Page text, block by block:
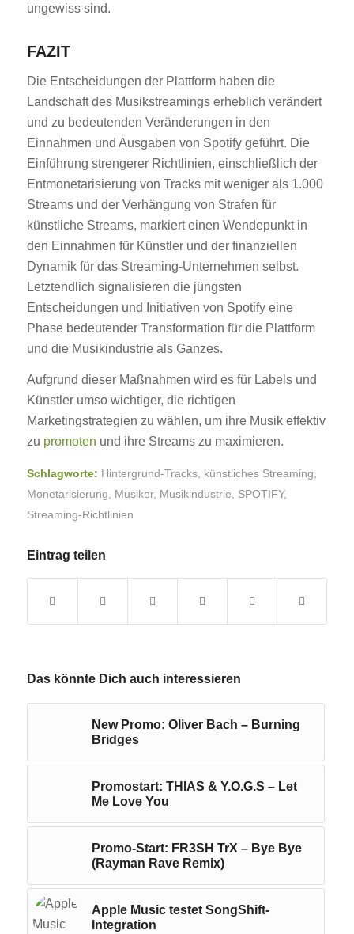
ungewiss sind.
FAZIT
Die Entscheidungen der Plattform haben die
Landschaft des Musikstreamings erheblich verändert
und zu bedeutenden Veränderungen in den
Einnahmen und Ausgaben von Spotify geführt. Die
Einführung strengerer Richtlinien, einschließlich der
Entmonetarisierung von Tracks mit weniger als 1.000
Streams und der Verhängung von Strafen für
künstliche Streams, markiert einen Wendepunkt in
den Einnahmen für Künstler und der finanziellen
Dynamik für das Streaming-Unternehmen selbst.
Letztendlich signalisieren die jüngsten
Entscheidungen und Initiativen von Spotify eine
Phase bedeutender Transformation für die Plattform
und die Musikindustrie als Ganzes.
Aufgrund dieser Maßnahmen wird es für Labels und
Künstler umso wichtiger, die richtigen
Marketingstrategien zu wählen, um ihre Musik effektiv
zu promoten und ihre Streams zu maximieren.
Schlagworte: Hintergrund-Tracks, künstliches Streaming
Monetarisierung
Musiker, Musikindustrie SPOTIFY,
Streaming-Richtlinien
Eintrag teilen
Das könnte Dich auch interessieren
New Promo: Oliver Bach – Burning
Bridges
Promostart: THIAS & Y.O.G.S – Let
Me Love You
Promo-Start: FR3SH TrX – Bye Bye
(Rayman Rave Remix)
Apple Music testet SongShift-
Integration